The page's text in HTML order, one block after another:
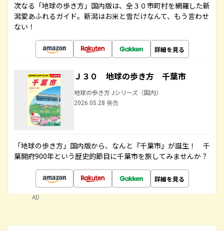
次なる「地球の歩き方」国内版は、全３０市町村を網羅した新
潟愛あふれるガイド。新潟はお米と雪だけなんて、もう言わせ
ない！
詳細を見る
Ｊ３０ 地球の歩き方 千葉市
地球の歩き方 Jシリーズ（国内）
2026.05.28 発売
「地球の歩き方」国内版から、なんと『千葉市』が誕生！ 千
葉開府900年という歴史的節目に千葉市を旅してみませんか？
詳細を見る
AD